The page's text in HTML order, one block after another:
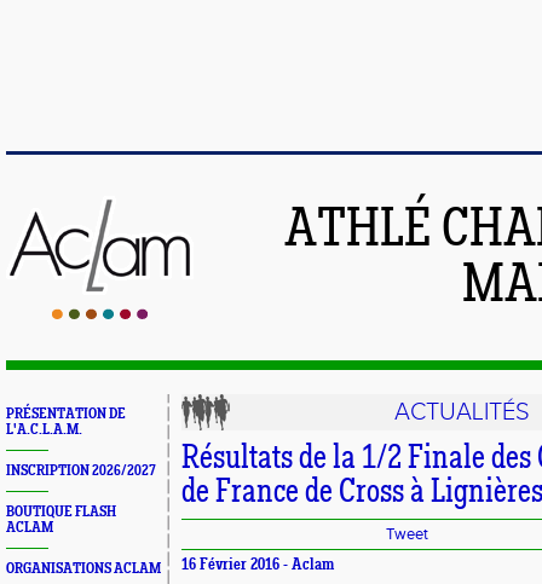
ATHLÉ
PRÉSENTATION DE
L'A.C.L.A.M.
INSCRIPTION 2026/2027
BOUTIQUE FLASH
ACLAM
ORGANISATIONS ACLAM
ACTUALITÉS
Résultats de la 1/2 Finale
de France de Cross à Lignières
Tweet
16 Février 2016 - Aclam